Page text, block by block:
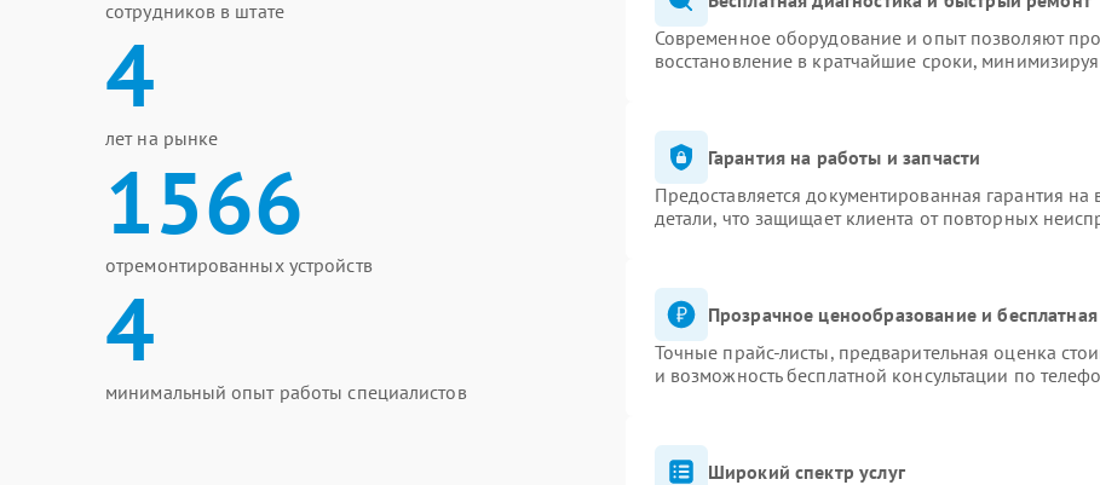
сотрудников в штате
4
лет на рынке
1566
отремонтированных устройств
4
минимальный опыт работы специалистов
Современное оборудование и опыт позволяют
восстановление в кратчайшие сроки,
Гарантия на работы и запчасти
Предоставляется документированная гарантия
детали, что защищает клиента от повторных
Прозрачное ценообразование и
Точные прайс-листы, предварительная оценка
и возможность бесплатной консультации по
Широкий спектр услуг